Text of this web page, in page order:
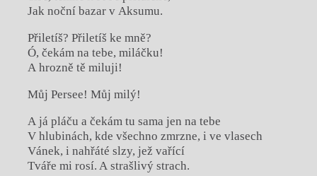
Jak noční bazar v Aksumu.
Přiletíš? Přiletíš ke mně?
Ó, čekám na tebe, miláčku!
A hrozně tě miluji!
Můj Persee! Můj milý!
A já pláču a čekám tu sama jen na tebe
V hlubinách, kde všechno zmrzne, i ve vlasech
Vánek, i nahřáté slzy, jež vařící
Tváře mi rosí. A strašlivý strach.